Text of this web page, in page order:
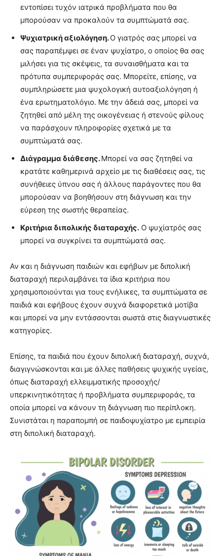
εντοπίσει τυχόν ιατρικά προβλήματα που θα
μπορούσαν να προκαλούν τα συμπτώματά σας.
Ψυχιατρική αξιολόγηση.Ο γιατρός σας μπορεί να
σας παραπέμψει σε έναν ψυχίατρο, ο οποίος θα σας
μιλήσει για τις σκέψεις, τα συναισθήματα και τα
πρότυπα συμπεριφοράς σας. Μπορείτε, επίσης, να
συμπληρώσετε μια ψυχολογική αυτοαξιολόγηση ή
ένα ερωτηματολόγιο. Με την άδειά σας, μπορεί να
ζητηθεί από μέλη της οικογένειας ή στενούς φίλους
να παράσχουν πληροφορίες σχετικά με τα
συμπτώματά σας.
Διάγραμμα διάθεσης.Μπορεί να σας ζητηθεί να
κρατάτε καθημερινά αρχείο με τις διαθέσεις σας, τις
συνήθειες ύπνου σας ή άλλους παράγοντες που θα
μπορούσαν να βοηθήσουν στη διάγνωση και την
εύρεση της σωστής θεραπείας.
Κριτήρια διπολικής διαταραχής. Ο ψυχίατρός σας
μπορεί να συγκρίνει τα συμπτώματά σας.
Αν και η διάγνωση παιδιών και εφήβων με διπολική
διαταραχή περιλαμβάνει τα ίδια κριτήρια που
χρησιμοποιούνται για τους ενήλικες, τα συμπτώματα σε
παιδιά και εφήβους έχουν συχνά διαφορετικά μοτίβα
και μπορεί να μην εντάσσονται σωστά στις διαγνωστικές
κατηγορίες.
Επίσης, τα παιδιά που έχουν διπολική διαταραχή, συχνά,
διαγιγνώσκονται και με άλλες παθήσεις ψυχικής υγείας,
όπως διαταραχή ελλειμματικής προσοχής/
υπερκινητικότητας ή προβλήματα συμπεριφοράς, τα
οποία μπορεί να κάνουν τη διάγνωση πιο περίπλοκη.
Συνιστάται η παραπομπή σε παιδοψυχίατρο με εμπειρία
στη διπολική διαταραχή.